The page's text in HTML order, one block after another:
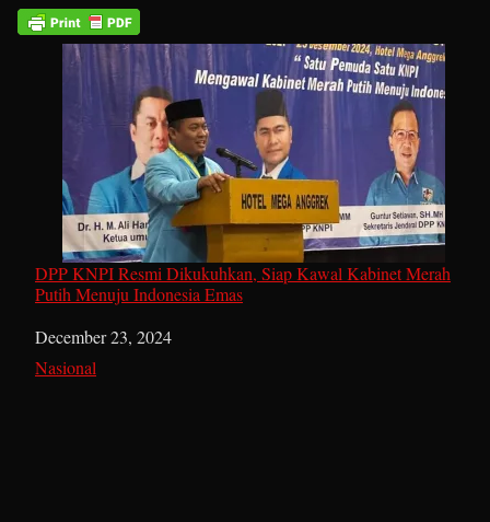
DPP KNPI Resmi Dikukuhkan, Siap Kawal Kabinet Merah
Putih Menuju Indonesia Emas
Date
December 23, 2024
In relation to
Nasional